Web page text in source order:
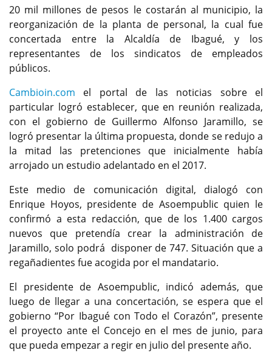
20 mil millones de pesos le costarán al municipio, la
reorganización de la planta de personal, la cual fue
concertada entre la Alcaldía de Ibagué, y los
representantes de los sindicatos de empleados
públicos.
Cambioin.com el portal de las noticias sobre el
particular logró establecer, que en reunión realizada,
con el gobierno de Guillermo Alfonso Jaramillo, se
logró presentar la última propuesta, donde se redujo a
la mitad las pretenciones que inicialmente había
arrojado un estudio adelantado en el 2017.
Este medio de comunicación digital, dialogó con
Enrique Hoyos, presidente de Asoempublic quien le
confirmó a esta redacción, que de los 1.400 cargos
nuevos que pretendía crear la administración de
Jaramillo, solo podrá disponer de 747. Situación que a
regañadientes fue acogida por el mandatario.
El presidente de Asoempublic, indicó además, que
luego de llegar a una concertación, se espera que el
gobierno “Por Ibagué con Todo el Corazón”, presente
el proyecto ante el Concejo en el mes de junio, para
que pueda empezar a regir en julio del presente año.